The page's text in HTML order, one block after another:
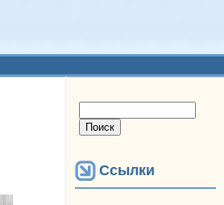
Ссылки